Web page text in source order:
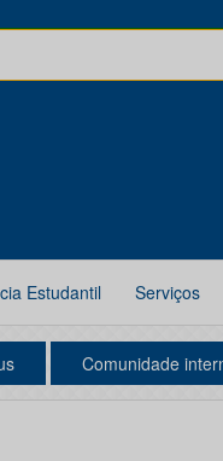
Estudantil Serviços
Comunidade